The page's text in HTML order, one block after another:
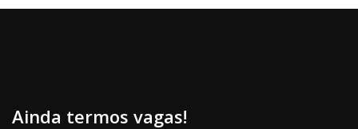
Ainda termos vagas!